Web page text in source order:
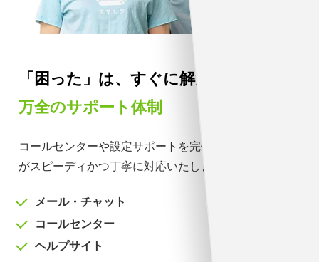
「困った」は、すぐに解決。
万全のサポート体制
コールセンターや設定サポートを完備。専門スタッフ
がスピーディかつ丁寧に対応いたします。
メール・チャット
コールセンター
ヘルプサイト